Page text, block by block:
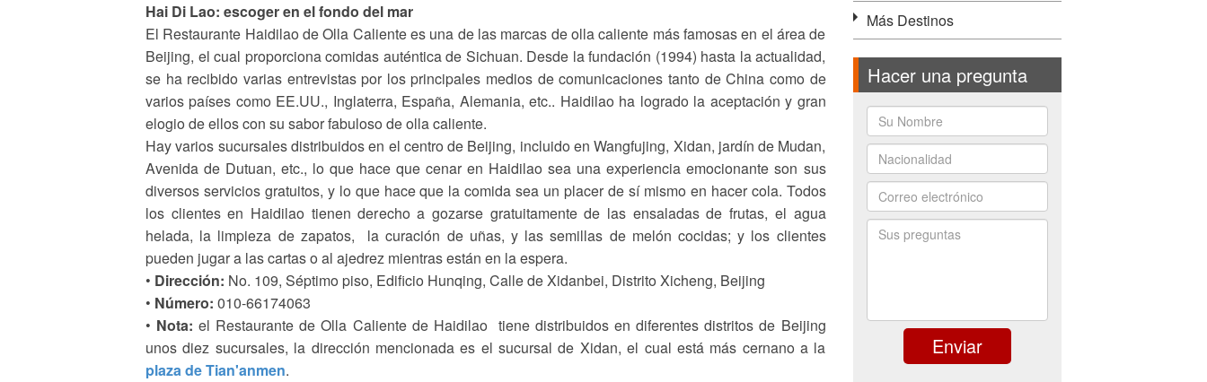
Hai Di Lao: escoger en el fondo del mar
El Restaurante Haidilao de Olla Caliente es una de las marcas de olla caliente más famosas en el área de
Beijing, el cual proporciona comidas auténtica de Sichuan. Desde la fundación (1994) hasta la actualidad,
se ha recibido varias entrevistas por los principales medios de comunicaciones tanto de China como de
varios países como EE.UU., Inglaterra, España, Alemania, etc.. Haidilao ha logrado la aceptación y gran
elogio de ellos con su sabor fabuloso de olla caliente.
Hay varios sucursales distribuidos en el centro de Beijing, incluido en Wangfujing, Xidan, jardín de Mudan,
Avenida de Dutuan, etc., lo que hace que cenar en Haidilao sea una experiencia emocionante son sus
diversos servicios gratuitos, y lo que hace que la comida sea un placer de sí mismo en hacer cola. Todos
los clientes en Haidilao tienen derecho a gozarse gratuitamente de las ensaladas de frutas, el agua
helada, la limpieza de zapatos, la curación de uñas, y las semillas de melón cocidas; y los clientes
pueden jugar a las cartas o al ajedrez mientras están en la espera.
• Dirección: No. 109, Séptimo piso, Edificio Hunqing, Calle de Xidanbei, Distrito Xicheng, Beijing
• Número: 010-66174063
• Nota: el Restaurante de Olla Caliente de Haidilao tiene distribuidos en diferentes distritos de Beijing
unos diez sucursales, la dirección mencionada es el sucursal de Xidan, el cual está más cernano a la
plaza de Tian'anmen.
Más Destinos
Hacer una pregunta